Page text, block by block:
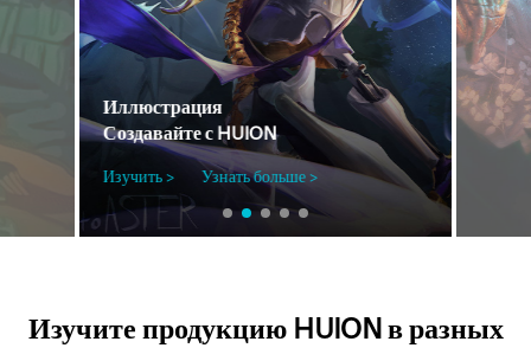
Иллюстрация
Создавайте с HUION
Изучить > Узнать больше >
Изучите продукцию HUION в разных